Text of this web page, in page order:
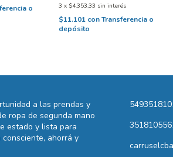
o
3 x $4.353,33 sin interés
$11.101 con Transferencia o
depósito
a las prendas y
ropa de segunda mano
estado y lista para
ahorrá y